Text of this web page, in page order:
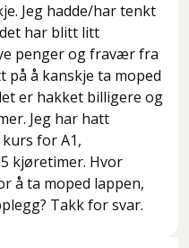
Jeg hadde/har tenkt
har blitt litt
penger og fravær fra
på å kanskje ta moped
er hakket billigere og
Jeg har hatt
for A1,
kjøretimer. Hvor
å ta moped lappen,
Takk for svar.